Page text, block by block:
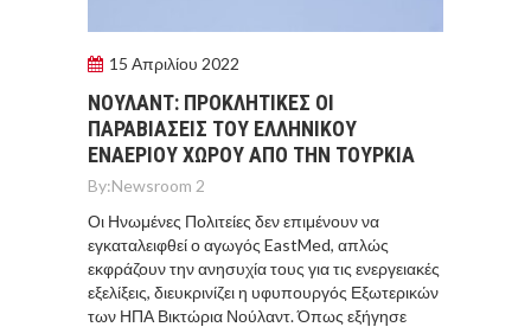
15 Απριλίου 2022
ΝΟΥΛΑΝΤ: ΠΡΟΚΛΗΤΙΚΕΣ ΟΙ
ΠΑΡΑΒΙΑΣΕΙΣ ΤΟΥ ΕΛΛΗΝΙΚΟΥ
ΕΝΑΕΡΙΟΥ ΧΩΡΟΥ ΑΠΟ ΤΗΝ ΤΟΥΡΚΙΑ
By:Newsroom 2
Οι Ηνωμένες Πολιτείες δεν επιμένουν να
εγκαταλειφθεί ο αγωγός EastMed, απλώς
εκφράζουν την ανησυχία τους για τις ενεργειακές
εξελίξεις, διευκρινίζει η υφυπουργός Εξωτερικών
των ΗΠΑ Βικτώρια Νούλαντ. Όπως εξήγησε